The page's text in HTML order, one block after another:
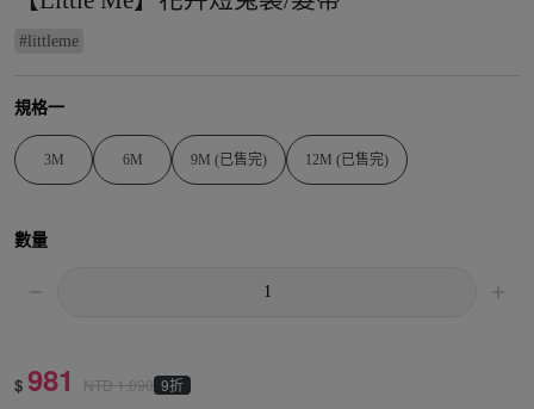
# littleme
規格一
3M 6M 9M (已售完) 12M (已售完)
數量
$ 981 NTD1,090 9折